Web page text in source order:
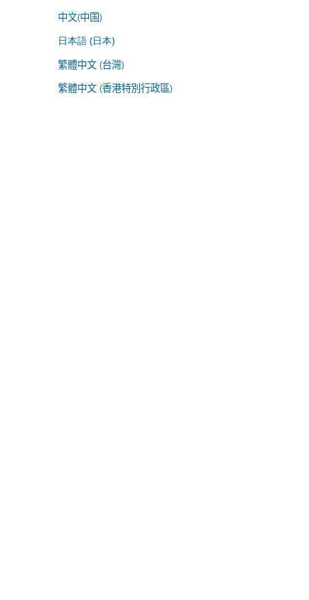
中文(中国)
日本語 (日本)
繁體中文 (台灣)
繁體中文 (香港特別行政區)